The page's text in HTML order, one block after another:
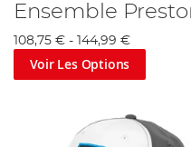
Ensemble
108,75 € - 144,99 €
Voir Les Options